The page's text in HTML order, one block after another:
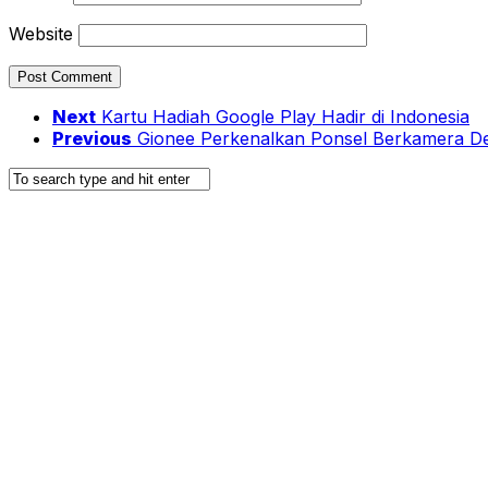
Website
Next Kartu Hadiah Google Play Hadir di Indonesia
Previous Gionee Perkenalkan Ponsel Berkamera